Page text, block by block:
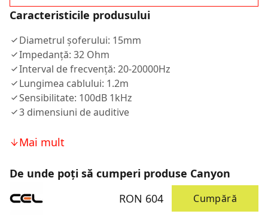
Caracteristicile produsului
Diametrul șoferului: 15mm
Impedanță: 32 Ohm
Interval de frecvență: 20-20000Hz
Lungimea cablului: 1.2m
Sensibilitate: 100dB 1kHz
3 dimensiuni de auditive
Mai mult
De unde poți să cumperi produse Canyon
RON 604
Cumpără